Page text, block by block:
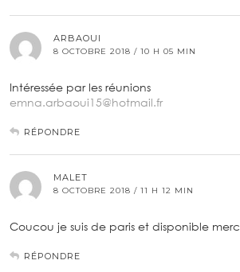
ARBAOUI
8 OCTOBRE 2018 / 10 H 05 MIN
Intéressée par les réunions
emna.arbaoui15@hotmail.fr
RÉPONDRE
MALET
8 OCTOBRE 2018 / 11 H 12 MIN
Coucou je suis de paris et disponible
RÉPONDRE